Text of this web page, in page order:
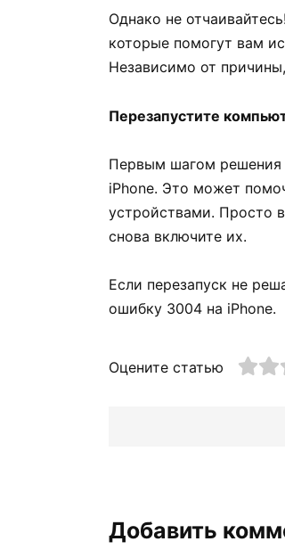
Однако не
которые помогут вам
Независимо от
Перезапустите
Первым шагом решения
iPhone. Это может
устройствами. Просто
снова включите их.
Если перезапуск не
ошибку 3004 на iPhone.
Оцените статью
Добавить